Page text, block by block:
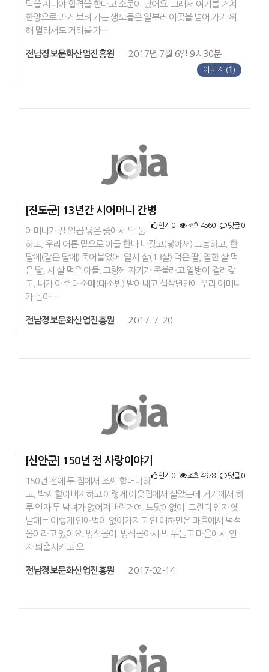
턱을 지나야 합격을 한다고 소문이 났어요. 그래서 여기를 거처
한양으로 과거 보려 가는 생도들은 일부러 이곳을 넘어 가기 위
해 멀리서도 거리를 가…
전남정보문화산업진흥원 2017년 7월 6일 9시30분
이미지 (1 )
[진도군] 13년간 시어머니 간병
인기 0 조회 4560 댓글 0
어머니가 딸 일곱 낳은 중에서 딸 둘
하고, 우리 어른 밑으로 아들 한나 나갖고(낳아서) 그놈하고, 한
달에(같은 달에) 죽어불었어. 열시 살(13살) 먹은 딸, 열한 살 먹
은 딸, 시 살 먹은 아들. 그랑께 자기가 죽을라고 열병이 걸려갖
고, 내가 아주 대소매(대소변) 받어내고 십삼년만에 우리 어머니
가 돌아…
전남정보문화산업진흥원 2017. 7. 20
[신안군] 150년 전 사랑이야기
인기 0 조회 4978 댓글 0
150년 전에 두 집에서 조씨 할머니하
고, 박씨 할아버지하고 이렇게 이웃집에서 살았는데 거기에서 하
루 인자 두 남녀가 없어져버린거여. 느닷이없이. 그런디 인자 옛
날에는 이렇게 연애법이 없어가지고 연 애하면은 마을에서 덕석
몰이라고 있어요. 멍석몰이. 멍석몰아서 막 뚜들고 마을에서 인
자 퇴출시키고 오…
전남정보문화산업진흥원 2017-02-14